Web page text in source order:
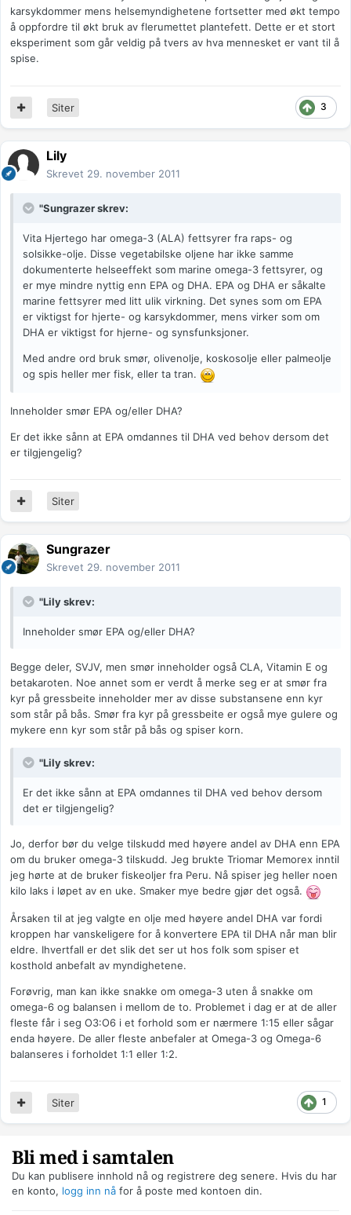
karsykdommer mens helsemyndighetene fortsetter med økt tempo
å oppfordre til økt bruk av flerumettet plantefett. Dette er et stort
eksperiment som går veldig på tvers av hva mennesket er vant til å
spise.
3
Siter
Lily
Skrevet 29. november 2011
"Sungrazer skrev:
Vita Hjertego har omega-3 (ALA) fettsyrer fra raps- og
solsikke-olje. Disse vegetabilske oljene har ikke samme
dokumenterte helseeffekt som marine omega-3 fettsyrer, og
er mye mindre nyttig enn EPA og DHA. EPA og DHA er såkalte
marine fettsyrer med litt ulik virkning. Det synes som om EPA
er viktigst for hjerte- og karsykdommer, mens virker som om
DHA er viktigst for hjerne- og synsfunksjoner.
Med andre ord bruk smør, olivenolje, koskosolje eller palmeolje
og spis heller mer fisk, eller ta tran.
Inneholder smør EPA og/eller DHA?
Er det ikke sånn at EPA omdannes til DHA ved behov dersom det
er tilgjengelig?
Siter
Sungrazer
Skrevet 29. november 2011
"Lily skrev:
Inneholder smør EPA og/eller DHA?
Begge deler, SVJV, men smør inneholder også CLA, Vitamin E og
betakaroten. Noe annet som er verdt å merke seg er at smør fra
kyr på gressbeite inneholder mer av disse substansene enn kyr
som står på bås. Smør fra kyr på gressbeite er også mye gulere og
mykere enn kyr som står på bås og spiser korn.
"Lily skrev:
Er det ikke sånn at EPA omdannes til DHA ved behov dersom
det er tilgjengelig?
Jo, derfor bør du velge tilskudd med høyere andel av DHA enn EPA
om du bruker omega-3 tilskudd. Jeg brukte Triomar Memorex inntil
jeg hørte at de bruker fiskeoljer fra Peru. Nå spiser jeg heller noen
kilo laks i løpet av en uke. Smaker mye bedre gjør det også.
Årsaken til at jeg valgte en olje med høyere andel DHA var fordi
kroppen har vanskeligere for å konvertere EPA til DHA når man blir
eldre. Ihvertfall er det slik det ser ut hos folk som spiser et
kosthold anbefalt av myndighetene.
Forøvrig, man kan ikke snakke om omega-3 uten å snakke om
omega-6 og balansen i mellom de to. Problemet i dag er at de aller
fleste får i seg O3:O6 i et forhold som er nærmere 1:15 eller sågar
enda høyere. De aller fleste anbefaler at Omega-3 og Omega-6
balanseres i forholdet 1:1 eller 1:2.
1
Siter
Bli med i samtalen
Du kan publisere innhold nå og registrere deg senere. Hvis du har
en konto, logg inn nå for å poste med kontoen din.